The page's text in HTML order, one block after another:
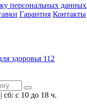
персональных данных
Гарантия Контакты
| сб: с 10 до 18 ч.